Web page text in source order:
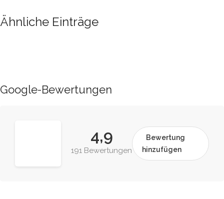
Ähnliche Einträge
Google-Bewertungen
4,9
191 Bewertungen
Bewertung
hinzufügen